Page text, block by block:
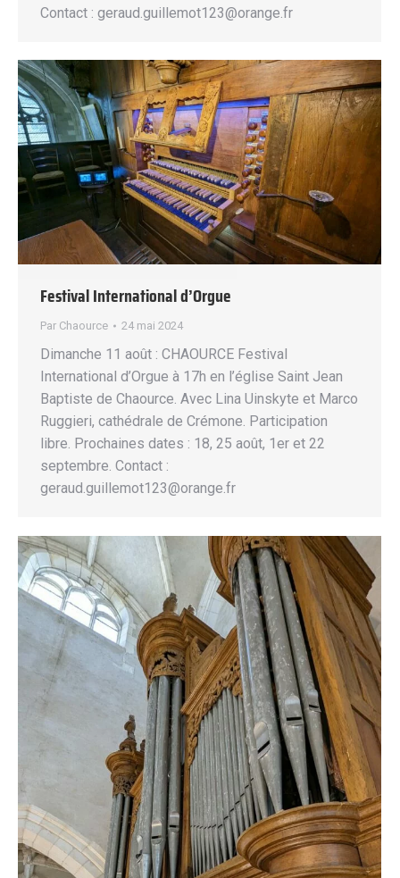
Contact : geraud.guillemot123@orange.fr
Festival International d’Orgue
Par Chaource 24 mai 2024
Dimanche 11 août : CHAOURCE Festival
International d’Orgue à 17h en l’église Saint Jean
Baptiste de Chaource. Avec Lina Uinskyte et Marco
Ruggieri, cathédrale de Crémone. Participation
libre. Prochaines dates : 18, 25 août, 1er et 22
septembre. Contact :
geraud.guillemot123@orange.fr